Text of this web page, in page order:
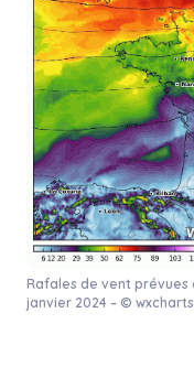
Rafales de vent prévues
janvier 2024 – ©